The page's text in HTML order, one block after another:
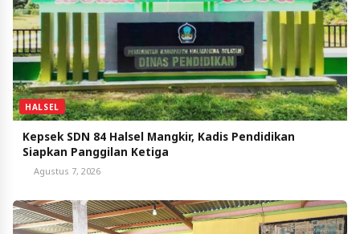
HALSEL
Kepsek SDN 84 Halsel Mangkir, Kadis Pendidikan
Siapkan Panggilan Ketiga
Agustus 7, 2026